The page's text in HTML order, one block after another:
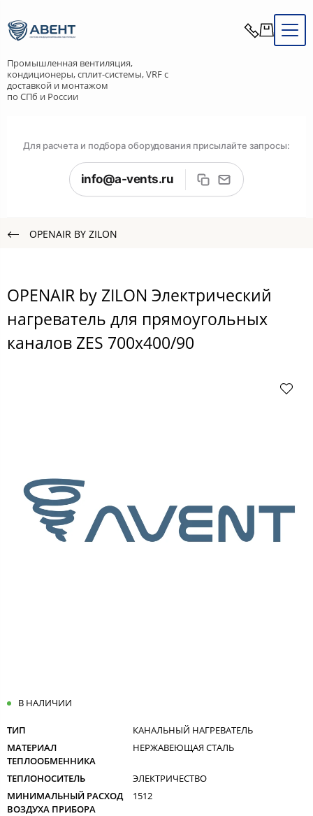
Промышленная вентиляция,
кондиционеры, сплит-системы, VRF с
доставкой и монтажом
по СПб и России
Для расчета и подбора оборудования присылайте запросы:
info@a-vents.ru
OPENAIR BY ZILON
OPENAIR by ZILON Электрический
нагреватель для прямоугольных
каналов ZES 700x400/90
В НАЛИЧИИ
ТИП
КАНАЛЬНЫЙ НАГРЕВАТЕЛЬ
МАТЕРИАЛ
ТЕПЛООБМЕННИКА
НЕРЖАВЕЮЩАЯ СТАЛЬ
ТЕПЛОНОСИТЕЛЬ
ЭЛЕКТРИЧЕСТВО
МИНИМАЛЬНЫЙ РАСХОД
ВОЗДУХА ПРИБОРА
1512